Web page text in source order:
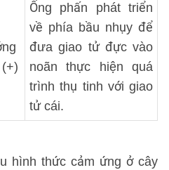
Ống phấn phát triển
về phía bầu nhụy để
đưa giao tử đực vào
noãn thực hiện quá
trình thụ tinh với giao
tử cái.
hình thức cảm ứng ở cây